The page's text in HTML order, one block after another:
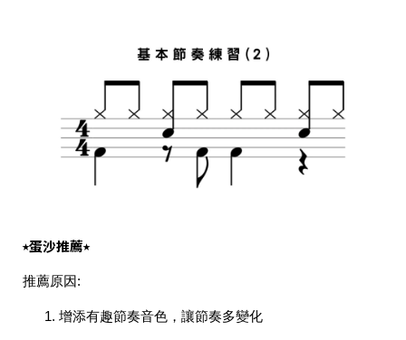
⭑蛋沙推薦⭑
推薦原因:
增添有趣節奏音色，讓節奏多變化